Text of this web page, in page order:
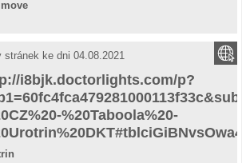
stránek ke dni 04.08.2021
i8bjk.doctorlights.com/p?
%20Taboola%20-